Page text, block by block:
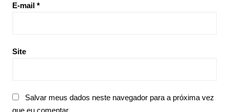
E-mail *
Site
Salvar meus dados neste navegador para a próxima vez